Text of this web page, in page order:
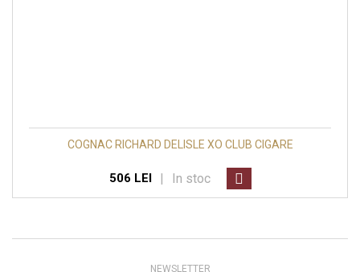
COGNAC RICHARD DELISLE XO CLUB CIGARE
506 LEI | In stoc
NEWSLETTER